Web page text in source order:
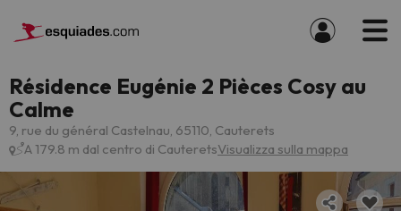
Résidence Eugénie 2 Pièces Cosy au
Calme
9, rue du général Castelnau, 65110, Cauterets
A 179.8 m dal centro di CauteretsVisualizza sulla mappa